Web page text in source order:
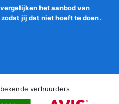
het aanbod van
jij dat niet hoeft te doen.
verhuurders